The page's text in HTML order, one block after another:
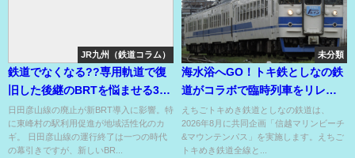
JR九州（鉄道コラム）
鉄道でなくなる??専用軌道で復
旧した後継のBRTを悩ませる3つ
の村の駅が利用低迷??
日田彦山線の廃止が新BRT導入に影響。特
に東峰村の駅利用促進が地域活性化のカ
ギ。 日田彦山線の運行終了は一つの時代
の幕引きですが、新しいBR...
未分類
海水浴へGO！トキ鉄としなの鉄
道がコラボで臨時列車をリレー⁉
長野から往復3,000円??
えちごトキめき鉄道としなの鉄道は、
2026年8月に共同企画「信越マリンビーチ
&マウンテンパス」を実施します。えちご
トキめき鉄道全線と...